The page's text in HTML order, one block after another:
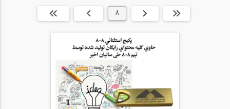
ابتدا
قبلی 8 بعدی انتها »